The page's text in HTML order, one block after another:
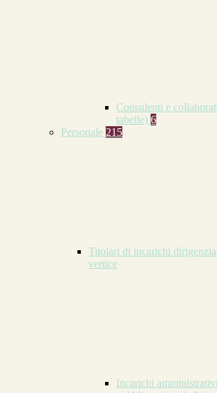
Consulenti e
tabelle) 6
Personale 215
Titolari di incarichi
vertice
Incarichi